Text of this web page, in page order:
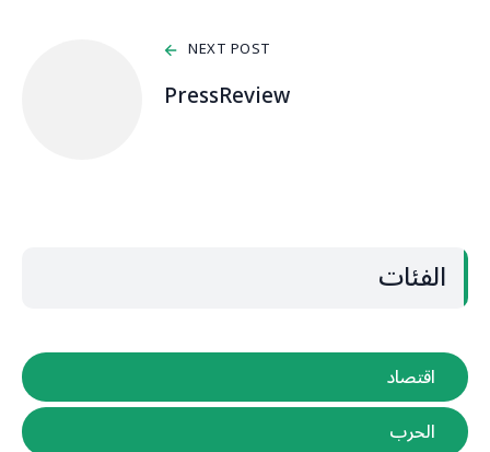
NEXT POST
PressReview
الفئات
اقتصاد
الحرب